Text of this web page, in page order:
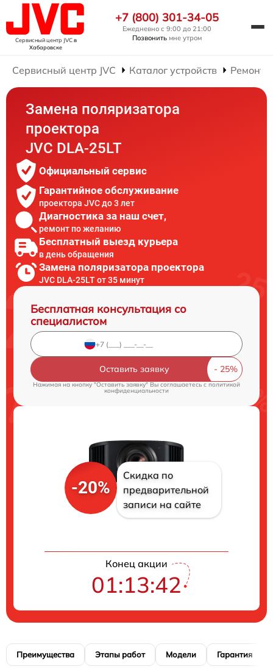
Сервисный центр JVCв
Хабаровске
+7 (800) 301-34-05
Ежедневно с 9:00 до 21:00
Позвонить мне утром
Сервисный центр JVC Каталог устройств Ремонт
Замена поляризатора
проектора
JVC DLA-25LT
Официальный сервис
Гарантийное обслуживание
проектора JVC до 3 лет
Диагностика за наш счет,
ремонт по желанию
Бесплатный выезд курьера
в день обращения
Замена поляризатора проектора
JVC DLA-25LT от 35 минут
Бесплатная консультация со
специалистом
Оставить заявку
Нажимая на кнопку "Оставить заявку" Вы соглашаетесь cполитикой
конфиденциальности
-20%
Скидка по
предварительной
записи на сайте
Конец акции
01:13:41
Преимущества Этапы работ Модели Гарантия